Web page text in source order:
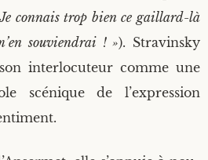
Je connais trop bien ce gaillard-là
sou­vien­drai ! »). Stra­vins­ky
inter­lo­cu­teur comme une
scé­nique de l’expression